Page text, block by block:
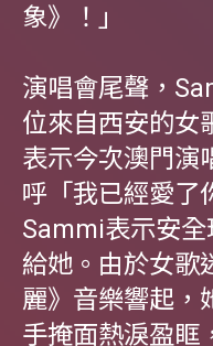
象》！」
演唱會尾聲，
位來自西安的女
表示今次澳門演
呼「我已經愛了
Sammi表示安
給她。由於女歌
麗》音樂響起，
手掩面熱淚盈眶